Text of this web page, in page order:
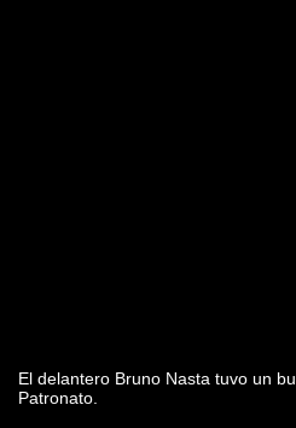
El delantero Bruno Nasta tuvo un
Patronato.